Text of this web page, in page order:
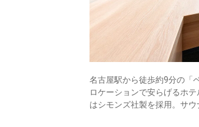
名古屋駅から徒歩約9分の「
ロケーションで安らげるホ
はシモンズ社製を採用。サ